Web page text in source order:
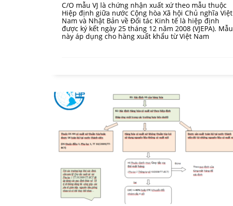
C/O mẫu VJ là chứng nhận xuất xứ theo mẫu thuộc
Hiệp định giữa nước Cộng hòa Xã hội Chủ nghĩa Việt
Nam và Nhật Bản về Đối tác Kinh tế là hiệp định
được ký kết ngày 25 tháng 12 năm 2008 (VJEPA). Mẫu
này áp dụng cho hàng xuất khẩu từ Việt Nam